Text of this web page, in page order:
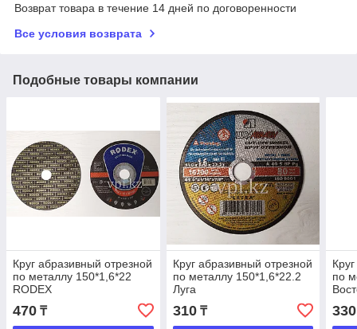
Возврат товара в течение 14 дней по договоренности
Все условия возврата
Подобные товары компании
Круг абразивный отрезной
по металлу 150*1,6*22
RODEX
470 ₸
Круг абразивный отрезной
по металлу 150*1,6*22.2
Луга
310₸
по
330